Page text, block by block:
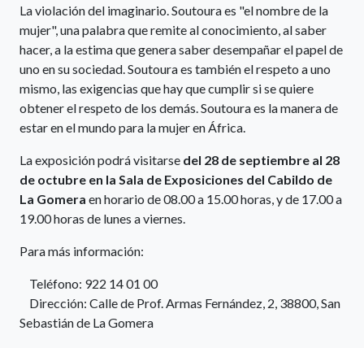
La violación del imaginario. Soutoura es "el nombre de la
mujer", una palabra que remite al conocimiento, al saber
hacer, a la estima que genera saber desempañar el papel de
uno en su sociedad. Soutoura es también el respeto a uno
mismo, las exigencias que hay que cumplir si se quiere
obtener el respeto de los demás. Soutoura es la manera de
estar en el mundo para la mujer en África.
La exposición podrá visitarse del 28 de septiembre al 28
de octubre en la Sala de Exposiciones del Cabildo de
La Gomera en horario de 08.00 a 15.00 horas, y de 17.00 a
19.00 horas de lunes a viernes.
Para más información:
Teléfono: 922 14 01 00
Dirección: Calle de Prof. Armas Fernández, 2, 38800, San
Sebastián de La Gomera